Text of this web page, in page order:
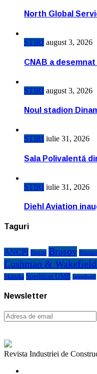
North Global
STIRI august 3, 2026
CNAB a
STIRI august 3, 2026
Noul stadion
STIRI iulie 31, 2026
Sala Polivalentă
STIRI iulie 31, 2026
Diehl Aviation
Taguri
ANCPI Bogart Brasov
Cushman &
Skanska Spedition UMB Speedwell
Newsletter
Revista Industriei de